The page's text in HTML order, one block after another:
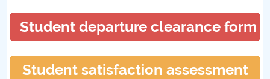
Student departure clearance form
Student satisfaction assessment